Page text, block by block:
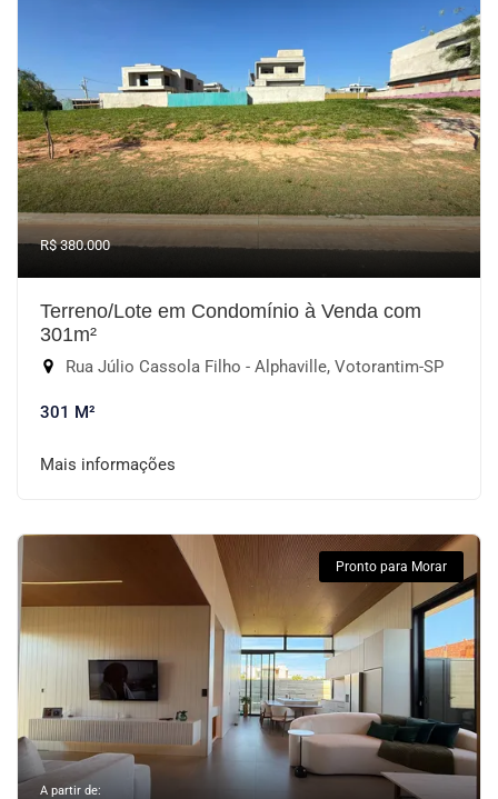
R$ 380.000
Terreno/Lote em Condomínio à Venda com
301m²
Rua Júlio Cassola Filho - Alphaville, Votorantim-SP
301 M²
Mais informações
Pronto para Morar
A partir de: